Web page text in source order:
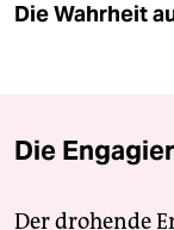
Die Wahrheit
Die
Der drohende